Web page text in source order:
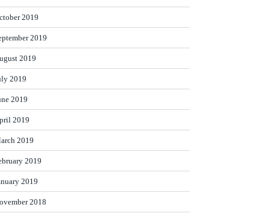
2019
2019
2019
2019
2019
2019
2019
2019
2019
2018